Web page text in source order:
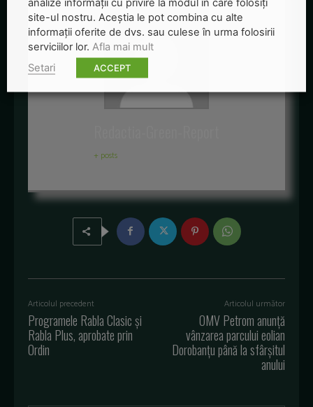
+ posts
Articolul precedent
Programele Rabla Clasic și
Rabla Plus, aprobate prin
Ordin
Articolul următor
OMV Petrom anunță
vânzarea parcului eolian
Dorobanțu până la sfârșitul
anului
site-ul nostru. Aceștia le pot combina cu alte
informații oferite de dvs. sau culese în urma folosirii
serviciilor lor. Afla mai mult
Setari
ACCEPT